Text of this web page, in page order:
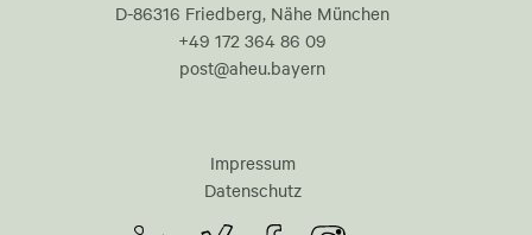
D-86316 Friedberg, Nähe München
+49 172 364 86 09
post@aheu.bayern
Impressum
Datenschutz